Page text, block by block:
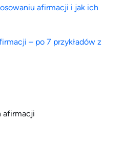
afirmacji i jak ich
– po 7 przykładów z